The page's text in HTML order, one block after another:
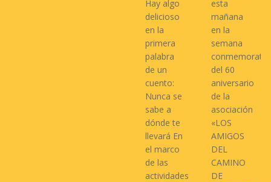
Hay algo
delicioso
en la
primera
palabra
de un
cuento:
Nunca se
sabe a
dónde te
llevará En
el marco
de las
actividades
esta
mañana
en la
semana
del 60
aniversario
de la
asociación
«LOS
AMIGOS
DEL
CAMINO
DE